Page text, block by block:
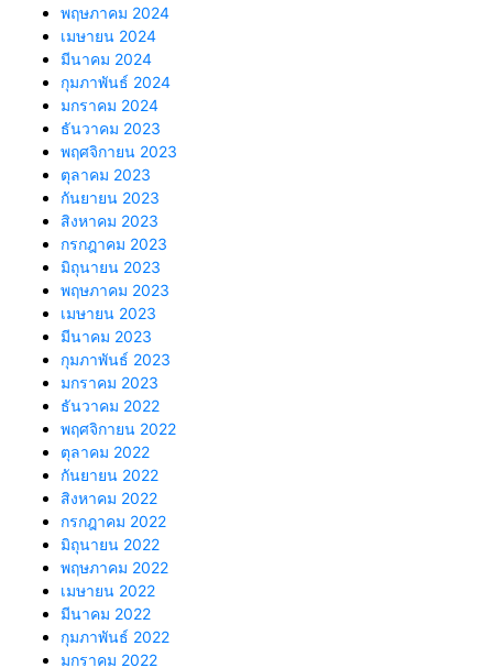
พฤษภาคม 2024
เมษายน 2024
มีนาคม 2024
กุมภาพันธ์ 2024
มกราคม 2024
ธันวาคม 2023
พฤศจิกายน 2023
ตุลาคม 2023
กันยายน 2023
สิงหาคม 2023
กรกฎาคม 2023
มิถุนายน 2023
พฤษภาคม 2023
เมษายน 2023
มีนาคม 2023
กุมภาพันธ์ 2023
มกราคม 2023
ธันวาคม 2022
พฤศจิกายน 2022
ตุลาคม 2022
กันยายน 2022
สิงหาคม 2022
กรกฎาคม 2022
มิถุนายน 2022
พฤษภาคม 2022
เมษายน 2022
มีนาคม 2022
กุมภาพันธ์ 2022
มกราคม 2022